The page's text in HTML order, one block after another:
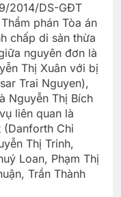
2014/DS-GĐT
phán Tòa án
chấp di sản thừa
nguyên đơn là
Thị Xuân với bị
Trai Nguyen),
Nguyễn Thị Bích
liên quan là
(Danforth Chi
Thị Trinh,
Loan, Phạm Thị
Trần Thành